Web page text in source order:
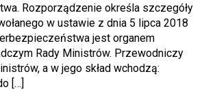
Rozporządzenie określa szczegóły
w ustawie z dnia 5 lipca 2018
jest organem
Rady Ministrów. Przewodniczy
a w jego skład wchodzą:
[…]